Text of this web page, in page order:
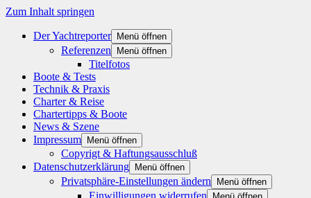
Zum Inhalt springen
Der Yachtreporter Menü öffnen
Referenzen Menü öffnen
Titelfotos
Boote & Tests
Technik & Praxis
Charter & Reise
Chartertipps & Boote
News & Szene
Impressum
Menü öffnen
Copyrigt & Haftungsausschluß
Datenschutzerklärung
Menü öffnen
Privatsphäre-Einstellungen ändern Menü öffnen
Einwilligungen widerrufen